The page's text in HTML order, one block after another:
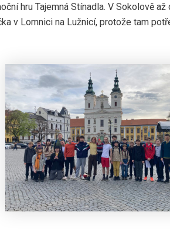
hru Tajemná Stínadla. V Sokolově
v Lomnici na Lužnicí, protože tam